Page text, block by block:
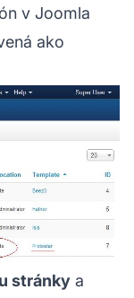
v Joomla
ako
stránky a